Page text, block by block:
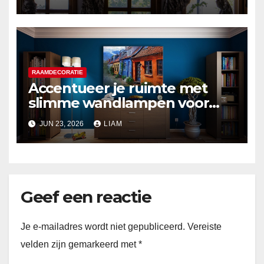
RAAMDECORATIE
Accentueer je ruimte met
slimme wandlampen voor
zomerse flair
JUN 23, 2026 LIAM
Geef een reactie
Je e-mailadres wordt niet gepubliceerd. Vereiste
velden zijn gemarkeerd met*